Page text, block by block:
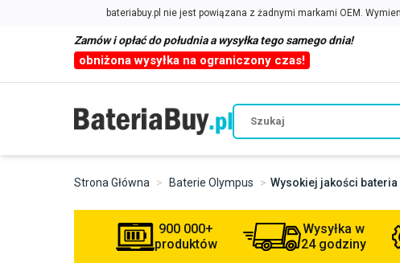
Zamów i opłać do południa a wysyłka tego samego dnia!
obniżona wysyłka na ograniczony czas!
Strona Główna Baterie Olympus Wysokiej jakości
900 000+
produktów
Wysyłka w
24 godziny